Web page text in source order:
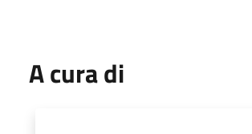
A cura di